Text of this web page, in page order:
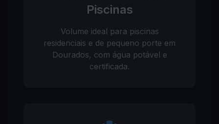
Piscinas
Volume ideal para piscinas
residenciais e de pequeno porte em
Dourados, com água potável e
certificada.